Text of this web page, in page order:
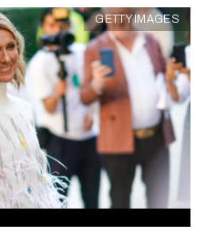
GETTY IMAGES